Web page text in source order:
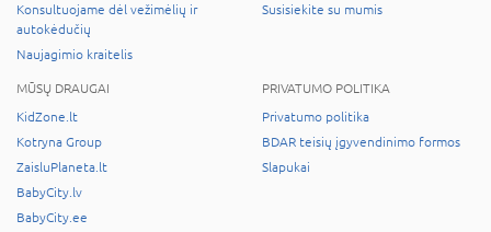
Konsultuojame dėl vežimėlių ir
autokėdučių
Naujagimio kraitelis
Susisiekite su mumis
MŪSŲ DRAUGAI
KidZone.lt
Kotryna Group
ZaisluPlaneta.lt
BabyCity.lv
BabyCity.ee
PRIVATUMO POLITIKA
Privatumo politika
BDAR teisių įgyvendinimo formos
Slapukai